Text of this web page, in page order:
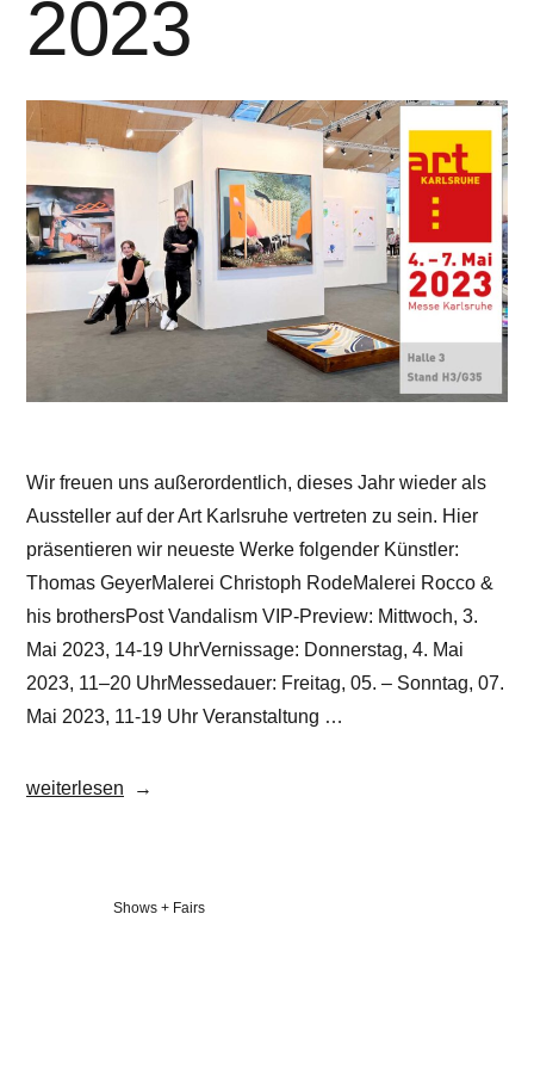
2023
Wir freuen uns außerordentlich, dieses Jahr wieder als
Aussteller auf der Art Karlsruhe vertreten zu sein. Hier
präsentieren wir neueste Werke folgender Künstler:
Thomas GeyerMalerei Christoph RodeMalerei Rocco &
his brothersPost Vandalism VIP-Preview: Mittwoch, 3.
Mai 2023, 14-19 UhrVernissage: Donnerstag, 4. Mai
2023, 11–20 UhrMessedauer: Freitag, 05. – Sonntag, 07.
Mai 2023, 11-19 Uhr Veranstaltung …
„Fair:
weiterlesen
Veröffentlicht
Shows + Fairs